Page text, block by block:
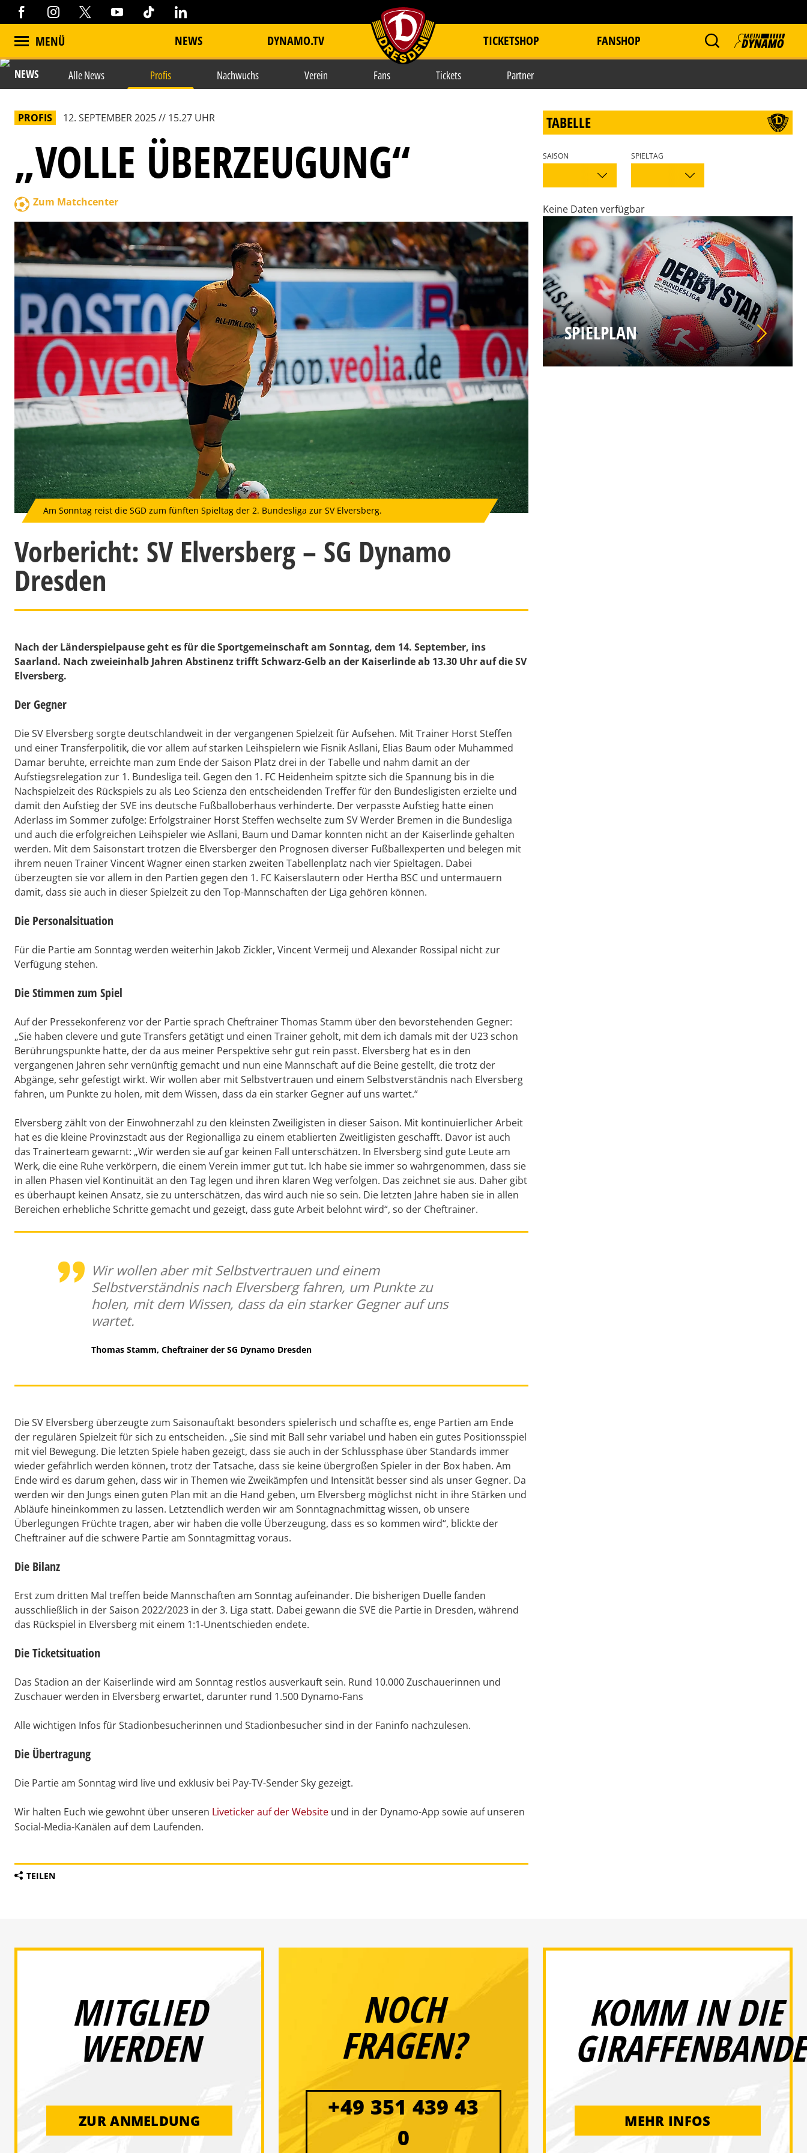
MENÜ NEWS DYNAMO.TV item.title TICKETSHOP FANSHOP
NEWS Alle News Profis Nachwuchs Verein Fans Tickets Partner
PROFIS 12. SEPTEMBER 2025 // 15.27 UHR
„VOLLE ÜBERZEUGUNG“
Zum Matchcenter
Am Sonntag reist die SGD zum fünften Spieltag der 2. Bundesliga zur SV Elversberg.
Vorbericht: SV Elversberg – SG Dynamo
Dresden
Nach der Länderspielpause geht es für die Sportgemeinschaft am Sonntag, dem 14. September, ins
Saarland. Nach zweieinhalb Jahren Abstinenz trifft Schwarz-Gelb an der Kaiserlinde ab 13.30 Uhr auf die SV
Elversberg.
Der Gegner
Die SV Elversberg sorgte deutschlandweit in der vergangenen Spielzeit für Aufsehen. Mit Trainer Horst Steffen
und einer Transferpolitik, die vor allem auf starken Leihspielern wie Fisnik Asllani, Elias Baum oder Muhammed
Damar beruhte, erreichte man zum Ende der Saison Platz drei in der Tabelle und nahm damit an der
Aufstiegsrelegation zur 1. Bundesliga teil. Gegen den 1. FC Heidenheim spitzte sich die Spannung bis in die
Nachspielzeit des Rückspiels zu als Leo Scienza den entscheidenden Treffer für den Bundesligisten erzielte und
damit den Aufstieg der SVE ins deutsche Fußballoberhaus verhinderte. Der verpasste Aufstieg hatte einen
Aderlass im Sommer zufolge: Erfolgstrainer Horst Steffen wechselte zum SV Werder Bremen in die Bundesliga
und auch die erfolgreichen Leihspieler wie Asllani, Baum und Damar konnten nicht an der Kaiserlinde gehalten
werden. Mit dem Saisonstart trotzen die Elversberger den Prognosen diverser Fußballexperten und belegen mit
ihrem neuen Trainer Vincent Wagner einen starken zweiten Tabellenplatz nach vier Spieltagen. Dabei
überzeugten sie vor allem in den Partien gegen den 1. FC Kaiserslautern oder Hertha BSC und untermauern
damit, dass sie auch in dieser Spielzeit zu den Top-Mannschaften der Liga gehören können.
Die Personalsituation
Für die Partie am Sonntag werden weiterhin Jakob Zickler, Vincent Vermeij und Alexander Rossipal nicht zur
Verfügung stehen.
Die Stimmen zum Spiel
Auf der Pressekonferenz vor der Partie sprach Cheftrainer Thomas Stamm über den bevorstehenden Gegner:
„Sie haben clevere und gute Transfers getätigt und einen Trainer geholt, mit dem ich damals mit der U23 schon
Berührungspunkte hatte, der da aus meiner Perspektive sehr gut rein passt. Elversberg hat es in den
vergangenen Jahren sehr vernünftig gemacht und nun eine Mannschaft auf die Beine gestellt, die trotz der
Abgänge, sehr gefestigt wirkt. Wir wollen aber mit Selbstvertrauen und einem Selbstverständnis nach Elversberg
fahren, um Punkte zu holen, mit dem Wissen, dass da ein starker Gegner auf uns wartet.“
Elversberg zählt von der Einwohnerzahl zu den kleinsten Zweiligisten in dieser Saison. Mit kontinuierlicher Arbeit
hat es die kleine Provinzstadt aus der Regionalliga zu einem etablierten Zweitligisten geschafft. Davor ist auch
das Trainerteam gewarnt: „Wir werden sie auf gar keinen Fall unterschätzen. In Elversberg sind gute Leute am
Werk, die eine Ruhe verkörpern, die einem Verein immer gut tut. Ich habe sie immer so wahrgenommen, dass sie
in allen Phasen viel Kontinuität an den Tag legen und ihren klaren Weg verfolgen. Das zeichnet sie aus. Daher gibt
es überhaupt keinen Ansatz, sie zu unterschätzen, das wird auch nie so sein. Die letzten Jahre haben sie in allen
Bereichen erhebliche Schritte gemacht und gezeigt, dass gute Arbeit belohnt wird“, so der Cheftrainer.
Wir wollen aber mit Selbstvertrauen und einem
Selbstverständnis nach Elversberg fahren, um Punkte zu
holen, mit dem Wissen, dass da ein starker Gegner auf uns
wartet.
Thomas Stamm, Cheftrainer der SG Dynamo Dresden
Die SV Elversberg überzeugte zum Saisonauftakt besonders spielerisch und schaffte es, enge Partien am Ende
der regulären Spielzeit für sich zu entscheiden. „Sie sind mit Ball sehr variabel und haben ein gutes Positionsspiel
mit viel Bewegung. Die letzten Spiele haben gezeigt, dass sie auch in der Schlussphase über Standards immer
wieder gefährlich werden können, trotz der Tatsache, dass sie keine übergroßen Spieler in der Box haben. Am
Ende wird es darum gehen, dass wir in Themen wie Zweikämpfen und Intensität besser sind als unser Gegner. Da
werden wir den Jungs einen guten Plan mit an die Hand geben, um Elversberg möglichst nicht in ihre Stärken und
Abläufe hineinkommen zu lassen. Letztendlich werden wir am Sonntagnachmittag wissen, ob unsere
Überlegungen Früchte tragen, aber wir haben die volle Überzeugung, dass es so kommen wird“, blickte der
Cheftrainer auf die schwere Partie am Sonntagmittag voraus.
Die Bilanz
Erst zum dritten Mal treffen beide Mannschaften am Sonntag aufeinander. Die bisherigen Duelle fanden
ausschließlich in der Saison 2022/2023 in der 3. Liga statt. Dabei gewann die SVE die Partie in Dresden, während
das Rückspiel in Elversberg mit einem 1:1-Unentschieden endete.
Die Ticketsituation
Das Stadion an der Kaiserlinde wird am Sonntag restlos ausverkauft sein. Rund 10.000 Zuschauerinnen und
Zuschauer werden in Elversberg erwartet, darunter rund 1.500 Dynamo-Fans
Alle wichtigen Infos für Stadionbesucherinnen und Stadionbesucher sind in der Faninfo nachzulesen.
Die Übertragung
Die Partie am Sonntag wird live und exklusiv bei Pay-TV-Sender Sky gezeigt.
Wir halten Euch wie gewohnt über unseren Liveticker auf der Website und in der Dynamo-App sowie auf unseren
Social-Media-Kanälen auf dem Laufenden.
TEILEN
TABELLE
SAISON SPIELTAG
Keine Daten verfügbar
SPIELPLAN
MITGLIED
WERDEN
ZUR ANMELDUNG
NOCH
FRAGEN?
+49 351 439 43
0
KOMM IN DIE
GIRAFFENBANDE
MEHR INFOS